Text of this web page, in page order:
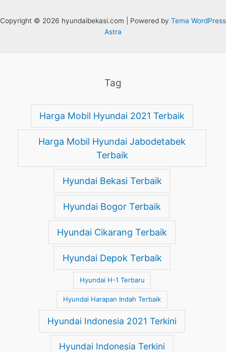
Copyright © 2026 hyundaibekasi.com | Powered by Tema WordPress
Astra
Tag
Harga Mobil Hyundai 2021 Terbaik
Harga Mobil Hyundai Jabodetabek
Terbaik
Hyundai Bekasi Terbaik
Hyundai Bogor Terbaik
Hyundai Cikarang Terbaik
Hyundai Depok Terbaik
Hyundai H-1 Terbaru
Hyundai Harapan Indah Terbaik
Hyundai Indonesia 2021 Terkini
Hyundai Indonesia Terkini